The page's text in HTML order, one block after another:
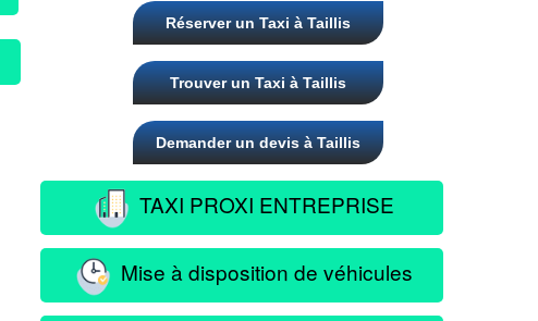
Réserver un Taxi à Taillis
Trouver un Taxi à Taillis
Demander un devis à Taillis
TAXI PROXI ENTREPRISE
Mise à disposition de véhicules